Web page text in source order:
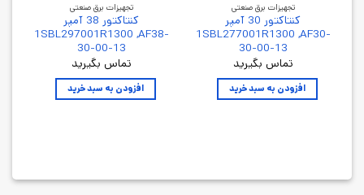
تجهیزات برق صنعتی
کنتاکتور 30 آمپر
1SBL277001R1300 ,AF30-
30-00-13
تماس بگیرید
افزودن به سبد خرید
تجهیزات برق صنعتی
کنتاکتور 38 آمپر
1SBL297001R1300 ,AF38-
30-00-13
تماس بگیرید
افزودن به سبد خرید